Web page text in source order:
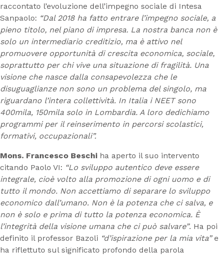
raccontato l’evoluzione dell’impegno sociale di Intesa
Sanpaolo: “Dal 2018 ha fatto entrare l’impegno sociale, a
pieno titolo, nel piano di impresa. La nostra banca non è
solo un intermediario creditizio, ma è attivo nel
promuovere opportunità di crescita economica, sociale,
soprattutto per chi vive una situazione di fragilità. Una
visione che nasce dalla consapevolezza che le
disuguaglianze non sono un problema del singolo, ma
riguardano l’intera collettività. In Italia i NEET sono
400mila, 150mila solo in Lombardia. A loro dedichiamo
programmi per il reinserimento in percorsi scolastici,
formativi, occupazionali”.
Mons. Francesco Beschi ha aperto il suo intervento
citando Paolo VI: “Lo sviluppo autentico deve essere
integrale, cioè volto alla promozione di ogni uomo e di
tutto il mondo. Non accettiamo di separare lo sviluppo
economico dall’umano. Non è la potenza che ci salva, e
non è solo e prima di tutto la potenza economica. È
l’integrità della visione umana che ci può salvare”. Ha poi
definito il professor Bazoli “d’ispirazione per la mia vita”e
ha riflettuto sul significato profondo della parola